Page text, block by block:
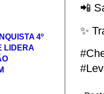
📲
✨
4º
LIDERA